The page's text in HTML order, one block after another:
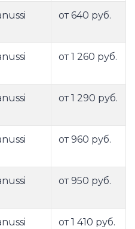
от 640 руб.
от 1 260 руб.
от 1 290 руб.
от 960 руб.
от 950 руб.
от 1 410 руб.